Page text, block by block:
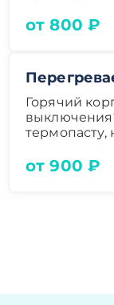
от 800 ₽
Горячий
термопасту,
от 900 ₽